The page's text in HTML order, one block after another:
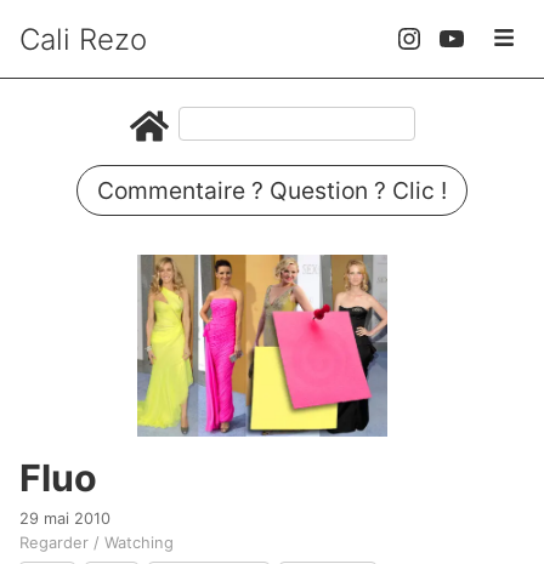
Cali Rezo
Commentaire ? Question ? Clic !
Fluo
29 mai 2010
Regarder / Watching